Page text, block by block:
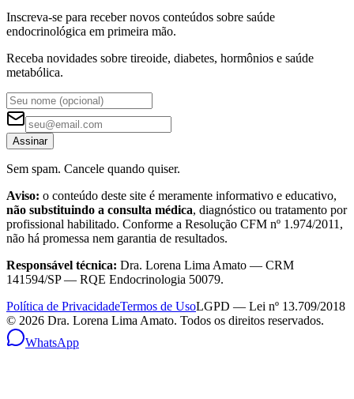
Inscreva-se para receber novos conteúdos sobre saúde
endocrinológica em primeira mão.
Receba novidades sobre tireoide, diabetes, hormônios e saúde
metabólica.
Assinar
Sem spam. Cancele quando quiser.
Aviso: o conteúdo deste site é meramente informativo e educativo,
não substituindo a consulta médica, diagnóstico ou tratamento por
profissional habilitado. Conforme a Resolução CFM nº 1.974/2011,
não há promessa nem garantia de resultados.
Responsável técnica: Dra. Lorena Lima Amato — CRM
141594/SP — RQE Endocrinologia 50079.
Política de PrivacidadeTermos de UsoLGPD — Lei nº 13.709/2018
© 2026 Dra. Lorena Lima Amato. Todos os direitos reservados.
WhatsApp